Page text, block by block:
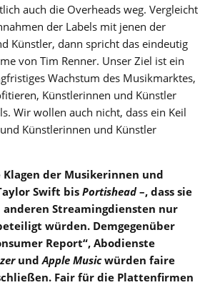
auch die Overheads weg. Vergleicht
der Labels mit jenen der
Künstler, dann spricht das eindeutig
von Tim Renner. Unser Ziel ist ein
Wachstum des Musikmarktes,
Künstlerinnen und Künstler
Wir wollen auch nicht, dass ein Keil
Künstlerinnen und Künstler
der Musikerinnen und
Swift bis Portishead–, dass sie
Streamingdiensten nur
würden. Demgegenüber
Report“, Abodienste
undApple Musicwürden faire
Fair für die Plattenfirmen